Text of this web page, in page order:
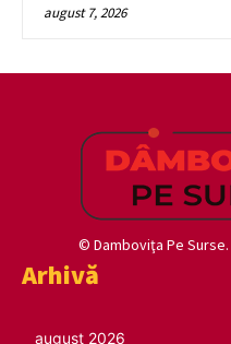
august 7, 2026
© Damboviţa Pe
Arhivă
august 2026